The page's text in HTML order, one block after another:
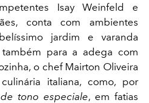
Isay Weinfeld e
conta com ambientes
jardim e varanda
também para a adega com
o chef Mairton Oliveira
italiana, como, por
tono especiale, em fatias